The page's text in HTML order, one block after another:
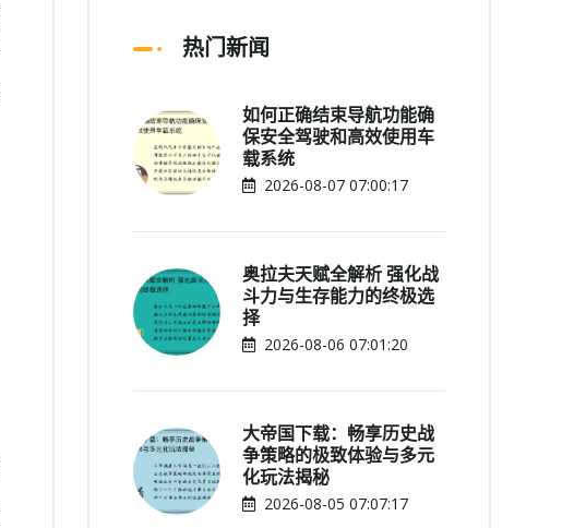
热门新闻
如何正确结束导航功能确
保安全驾驶和高效使用车
载系统
2026-08-07 07:00:17
奥拉夫天赋全解析 强化战
斗力与生存能力的终极选
择
2026-08-06 07:01:20
大帝国下载：畅享历史战
争策略的极致体验与多元
化玩法揭秘
2026-08-05 07:07:17